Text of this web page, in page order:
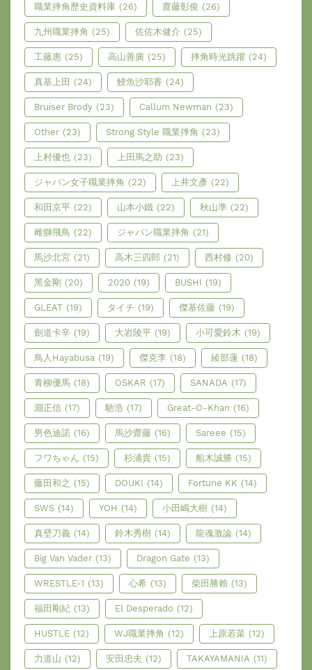
職業摔角歷史資料庫 (26) 齋藤彰俊 (26)
九州職業摔角 (25) 佐佐木健介 (25)
工藤惠 (25) 高山善廣 (25) 摔角時光跳躍 (24)
真基上田 (24) 鰻魚沙耶香 (24)
Bruiser Brody (23) Callum Newman (23)
Other (23) Strong Style 職業摔角 (23)
上村優也 (23) 上田馬之助 (23)
ジャパン女子職業摔角 (22) 上井文彥 (22)
和田京平 (22) 山本小鐵 (22) 秋山準 (22)
雌獅飛鳥 (22) ジャパン職業摔角 (21)
馬沙北宮 (21) 高木三四郎 (21) 西村修 (20)
黑金剛 (20) 2020 (19) BUSHI (19)
GLEAT (19) タイチ (19) 傑基佐藤 (19)
劍道卡辛 (19) 大岩陵平 (19) 小可愛鈴木 (19)
鳥人Hayabusa (19) 傑克李 (18) 綾部蓮 (18)
青柳優馬 (18) OSKAR (17) SANADA (17)
淵正信 (17) 馳浩 (17) Great-O-Khan (16)
男色迪諾 (16) 馬沙齋藤 (16) Sareee (15)
フワちゃん (15) 杉浦貴 (15) 船木誠勝 (15)
藤田和之 (15) DOUKI (14) Fortune KK (14)
SWS (14) YOH (14) 小田嶋大樹 (14)
真壁刀義 (14) 鈴木秀樹 (14) 龍魂激論 (14)
Big Van Vader (13) Dragon Gate (13)
WRESTLE-1 (13) 心希 (13) 柴田勝賴 (13)
福田剛紀 (13) El Desperado (12)
HUSTLE (12) WJ職業摔角 (12) 上原若菜 (12)
力道山 (12) 安田忠夫 (12) TAKAYAMANIA (11)